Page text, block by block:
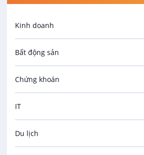
Kinh doanh
Bất động sản
Chứng khoán
IT
Du lịch